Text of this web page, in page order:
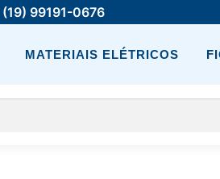
(19) 99191-0676
MATERIAIS ELÉTRICOS